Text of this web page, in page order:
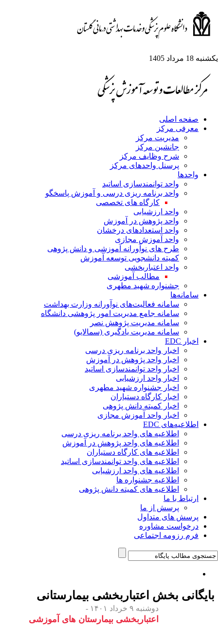
18 مرداد 1405
صفحه اصلی
معرفی مرکز
مدیریت مرکز
جانشین مرکز
شرح وظایف مرکز
پرسنل واحدهای مرکز
واحدها
واحد توانمندسازی اساتید
واحد برنامه ریزی درسی و آموزش پاسخگو
کارگاه های تخصصی
واحد ارزشیابی
واحد پژوهش در آموزش
واحد استعدادهای درخشان
واحد آموزش مجازی
طرح های نوآورانه آموزشی و دانش پژوهی
کمیته دانشجویی توسعه آموزش
واحد اعتباربخشی
مطالب آموزشی
جشنواره شهید مطهری
سامانه‌ها
سامانه فعالیت‌های نوآورانه وزارت بهداشت
سامانه جامع مدیریت امور پژوهشی دانشگاه
سامانه مدیریت پژوهش نصر
سامانه مدیریت یادگیری (سمالایو)
اخبار EDC
اخبار واحد برنامه ریزی درسی
اخبار واحد پژوهش در آموزش
اخبار واحد توانمندسازی اساتید
اخبار واحد ارزشیابی
اخبار جشنواره شهید مطهری
اخبار کارگاه دستیاران
اخبار کمیته دانش پژوهی
اخبار واحد آموزش مجازی
اطلاعیه‌های EDC
اطلاعیه های واحد برنامه ریزی درسی
اطلاعیه های واحد پژوهش در آموزش
اطلاعیه های کارگاه دستیاران
اطلاعیه های واحد توانمندسازی اساتید
اطلاعیه های واحد ارزشیابی
اطلاعیه جشنواره ها
اطلاعیه های کمیته دانش پژوهی
ارتباط با ما
پرسش از ما
پرسش های متداول
درخواست مشاوره
فرم رزومه اجتماعی
بخش اعتباربخشی بیمارستانی
دوشنبه ۹ خرداد ۱۴۰۱ -
اعتباربخشی بیمارستان های آموزشی